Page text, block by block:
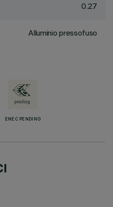
0.27
Alluminio pressofuso
ENEC PENDING